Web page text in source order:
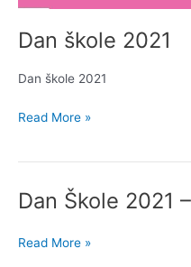
Dan škole 2021
Dan škole 2021
Read More »
Dan Škole 2021
Dan
2021
Read More »